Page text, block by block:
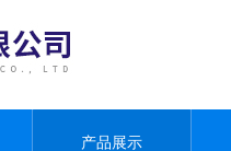
产品展示